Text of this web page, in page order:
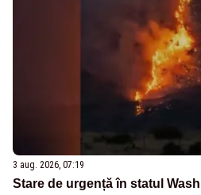
3 aug. 2026, 07:19
Stare de urgență în statul